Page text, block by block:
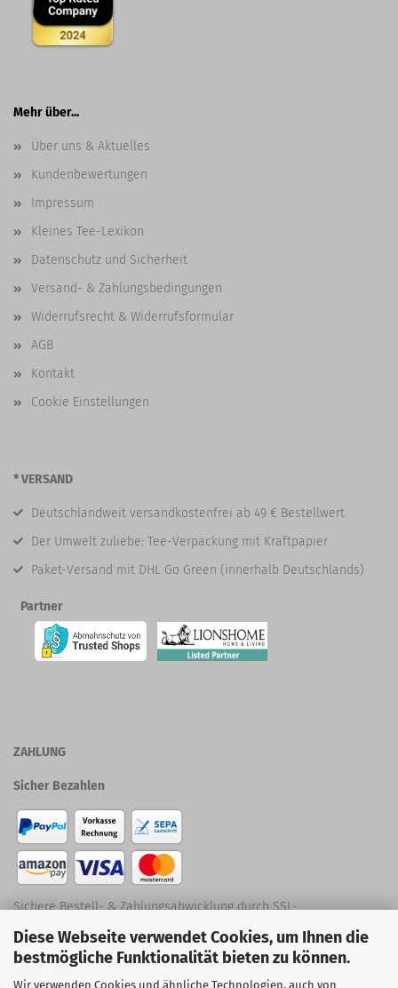
Diese Webseite verwendet Cookies, um Ihnen die
bestmögliche Funktionalität bieten zu können.
Wir verwenden Cookies und ähnliche Technologien, auch von
Mehr über...
Über uns & Aktuelles
Kundenbewertungen
Impressum
Kleines Tee-Lexikon
Datenschutz und Sicherheit
Versand- & Zahlungsbedingungen
Widerrufsrecht & Widerrufsformular
AGB
Kontakt
Cookie Einstellungen
* VERSAND
Deutschlandweit versandkostenfrei ab 49 € Bestellwert
Der Umwelt zuliebe: Tee-Verpackung mit Kraftpapier
Paket-Versand mit DHL Go Green (innerhalb Deutschlands)
Partner
ZAHLUNG
Sicher Bezahlen
Sichere Bestell- & Zahlungsabwicklung durch SSL-
Verschlüsselung
Social Media